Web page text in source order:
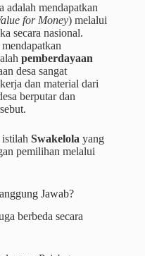
adalah mendapatkan
for Money) melalui
secara nasional.
pemberdayaan
desa sangat
dan material dari
berputar dan
Swakelola yang
pemilihan melalui
Jawab?
berbeda secara